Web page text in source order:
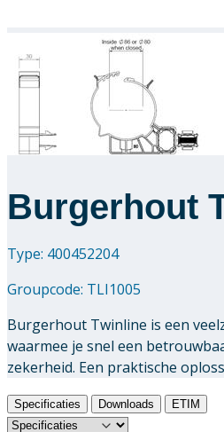
Burgerhout
Type: 400452204
Groupcode: TLI1005
Burgerhout Twinline is een
waarmee je snel een
zekerheid. Een praktische
Specificaties Downloads ETIM